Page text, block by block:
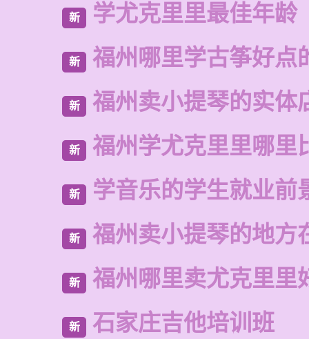
新 学尤克里里最佳年龄
新 福州哪里学古筝好点
新 福州卖小提琴的实体
新 福州学尤克里里哪里
新 学音乐的学生就业前
新 福州卖小提琴的地方
新 福州哪里卖尤克里里
新 石家庄吉他培训班